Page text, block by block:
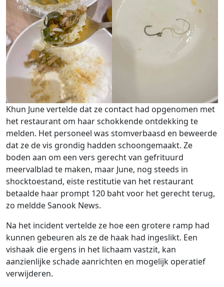
Khun June vertelde dat ze contact had opgenomen met
het restaurant om haar schokkende ontdekking te
melden. Het personeel was stomverbaasd en beweerde
dat ze de vis grondig hadden schoongemaakt. Ze
boden aan om een ​​vers gerecht van gefrituurd
meervalblad te maken, maar June, nog steeds in
shocktoestand, eiste restitutie van het restaurant
betaalde haar prompt 120 baht voor het gerecht terug,
zo meldde Sanook News.
Na het incident vertelde ze hoe een grotere ramp had
kunnen gebeuren als ze de haak had ingeslikt. Een
vishaak die ergens in het lichaam vastzit, kan
aanzienlijke schade aanrichten en mogelijk operatief
verwijderen.